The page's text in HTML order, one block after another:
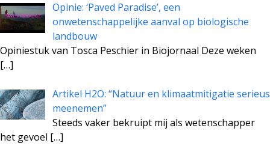
Opinie: ‘Paved Paradise’, een
onwetenschappelijke aanval op biologische
landbouw
Opiniestuk van Tosca Peschier in Biojornaal Deze weken
[…]
Artikel H2O: “Natuur en klimaatmitigatie serieus
meenemen”
Steeds vaker bekruipt mij als wetenschapper
het gevoel […]